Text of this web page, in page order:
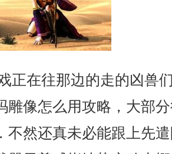
正在往那边的走的凶兽
雕像怎么用攻略，大部
不然还真未必能跟上先